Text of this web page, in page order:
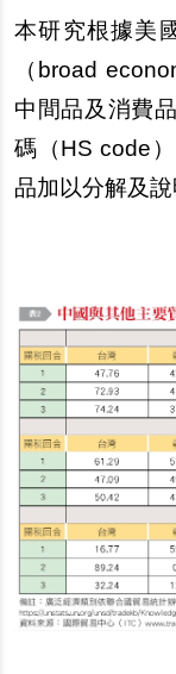
本研究根據美
（ broad
中間品及消費
碼（HS code
品加以分解及